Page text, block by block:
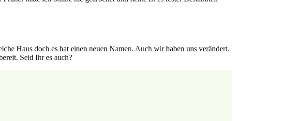
Haus doch es hat einen neuen Namen. Auch wir haben uns verändert.
Seid Ihr es auch?